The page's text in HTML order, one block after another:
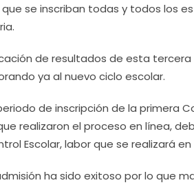
se inscriban todas y todos los
de resultados de esta tercera
ya al nuevo ciclo escolar.
de inscripción de la primera
realizaron el proceso en línea,
Escolar, labor que se realizará
ha sido exitoso por lo que